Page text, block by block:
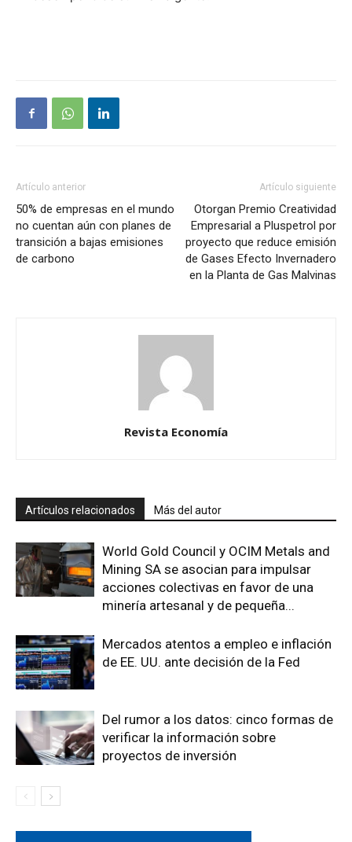
Artículo anterior
50% de empresas en el mundo
no cuentan aún con planes de
transición a bajas emisiones
de carbono
Artículo siguiente
Otorgan Premio Creatividad
Empresarial a Pluspetrol por
proyecto que reduce emisión
de Gases Efecto Invernadero
en la Planta de Gas Malvinas
Revista Economía
Artículos relacionados Más del autor
World Gold Council y OCIM Metals and
Mining SA se asocian para impulsar
acciones colectivas en favor de una
minería artesanal y de pequeña...
Mercados atentos a empleo e inflación
de EE. UU. ante decisión de la Fed
Del rumor a los datos: cinco formas de
verificar la información sobre
proyectos de inversión